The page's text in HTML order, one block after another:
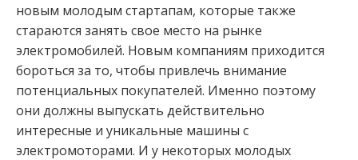
новым молодым стартапам, которые также
стараются занять свое место на рынке
электромобилей. Новым компаниям приходится
бороться за то, чтобы привлечь внимание
потенциальных покупателей. Именно поэтому
они должны выпускать действительно
интересные и уникальные машины с
электромоторами. И у некоторых молодых